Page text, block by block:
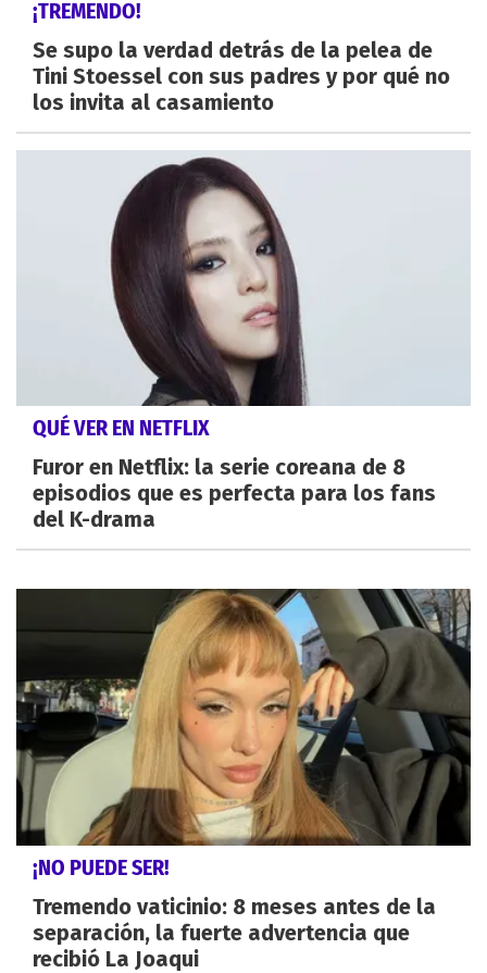
¡TREMENDO!
Se supo la verdad detrás de la pelea de
Tini Stoessel con sus padres y por qué no
los invita al casamiento
QUÉ VER EN NETFLIX
Furor en Netflix: la serie coreana de 8
episodios que es perfecta para los fans
del K-drama
¡NO PUEDE SER!
Tremendo vaticinio: 8 meses antes de la
separación, la fuerte advertencia que
recibió La Joaqui